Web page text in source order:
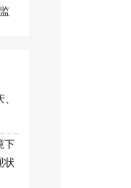
下
状